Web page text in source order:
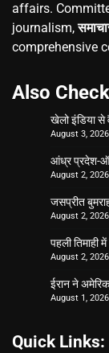
affairs.
journalism,
comprehensive
Also
खेलो इंडिया से
August 3, 2026
आंध्र प्रदेश-
August 2, 2026
जसप्रीत
August 2, 2026
पहली तिमाही
August 2, 2026
ईरान ने
August 1, 2026
Quick Links: